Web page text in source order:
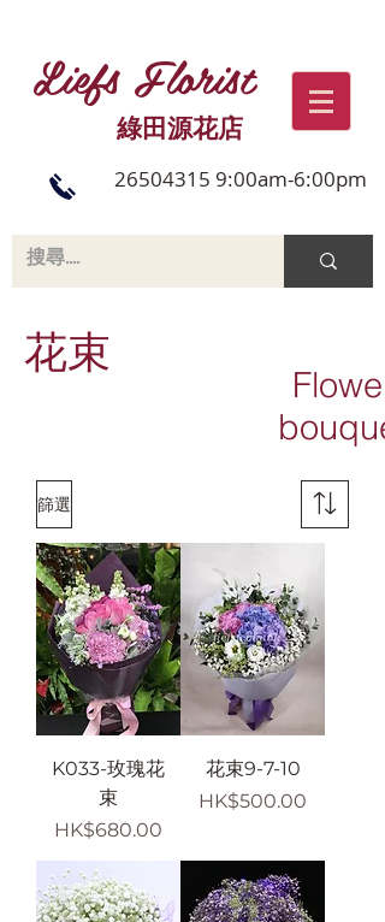
Liefs Florist
綠田源花店
26504315 9:00am-6:00pm
花束
Flower
篩選
K033-玫瑰花
束
價格
HK$680.00
花束9-7-10
價格
HK$500.00